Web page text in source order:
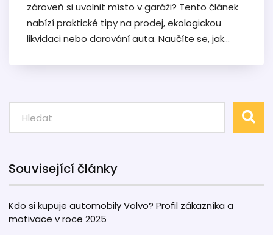
zároveň si uvolnit místo v garáži? Tento článek
nabízí praktické tipy na prodej, ekologickou
likvidaci nebo darování auta. Naučíte se, jak
všude můžete najít potenciální kupce a co
dělat, když auto už nemá valnou hodnotu.
Související články
Kdo si kupuje automobily Volvo? Profil zákazníka a
motivace v roce 2025